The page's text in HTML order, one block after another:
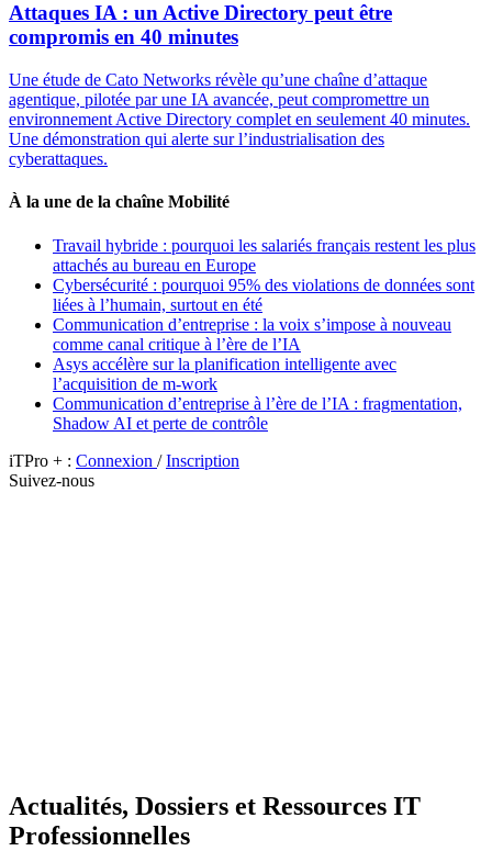
Attaques IA : un Active Directory peut être
compromis en 40 minutes
Une étude de Cato Networks révèle qu’une chaîne d’attaque
agentique, pilotée par une IA avancée, peut compromettre un
environnement Active Directory complet en seulement 40 minutes.
Une démonstration qui alerte sur l’industrialisation des
cyberattaques.
À la une de la chaîne Mobilité
Travail hybride : pourquoi les salariés français restent les plus
attachés au bureau en Europe
Cybersécurité : pourquoi 95% des violations de données sont
liées à l’humain, surtout en été
Communication d’entreprise : la voix s’impose à nouveau
comme canal critique à l’ère de l’IA
Asys accélère sur la planification intelligente avec
l’acquisition de m-work
Communication d’entreprise à l’ère de l’IA : fragmentation,
Shadow AI et perte de contrôle
iTPro + : Connexion /Inscription
Suivez-nous
Actualités, Dossiers et Ressources IT
Professionnelles